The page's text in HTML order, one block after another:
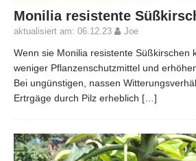
Monilia resistente
aktualisiert am: 06.12.23 Joe
Wenn sie Monilia resistente Süßkirschen
weniger Pflanzenschutzmittel und
Bei ungünstigen, nassen
Ertrgäge durch Pilz erheblich […]